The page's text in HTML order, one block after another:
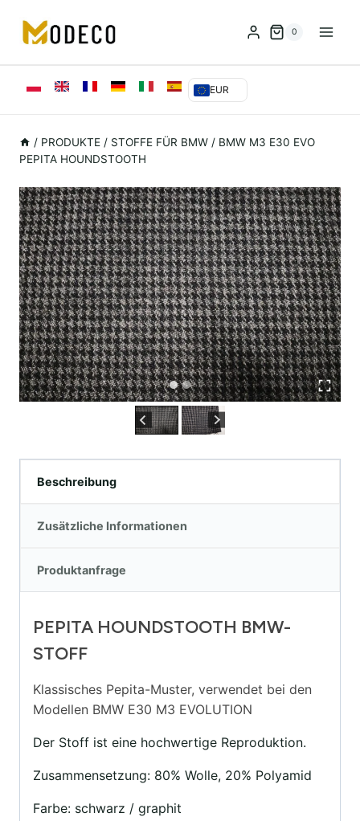
Inhalt
springen
0
EUR
/ PRODUKTE / STOFFE FÜR BMW / BMW M3 E30 EVO
PEPITA HOUNDSTOOTH
Beschreibung
Zusätzliche Informationen
Produktanfrage
PEPITA HOUNDSTOOTH BMW-
STOFF
Klassisches Pepita-Muster, verwendet bei den
Modellen BMW E30 M3 EVOLUTION
Der Stoff ist eine hochwertige Reproduktion.
Zusammensetzung: 80% Wolle, 20% Polyamid
Farbe: schwarz / graphit